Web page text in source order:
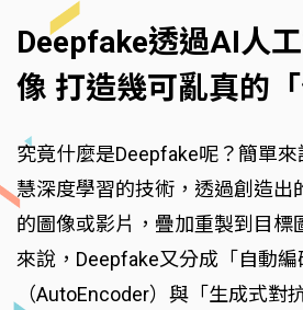
Deepfake透過AI人
像 打造幾可亂真的
究竟什麼是Deepfake呢？簡單
慧深度學習的技術，透過創造出
的圖像或影片，疊加重製到目標
來說，Deepfake又分成「自動編
（AutoEncoder）與「生成式對